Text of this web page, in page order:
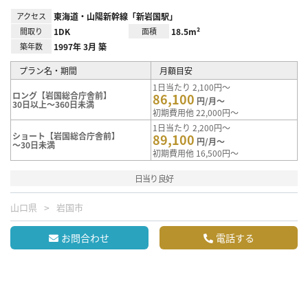
アクセス 東海道・山陽新幹線「新岩国駅」
間取り 1DK 面積 18.5m²
築年数 1997年 3月 築
プラン名・期間 月額目安
ロング【岩国総合庁舎前】
30日以上～360日未満
1日当たり 2,100円～
86,100 円/月～
初期費用他 22,000円～
ショート【岩国総合庁舎前】
～30日未満
1日当たり 2,200円～
89,100 円/月～
初期費用他 16,500円～
日当り良好
山口県 岩国市
お問合わせ 電話する